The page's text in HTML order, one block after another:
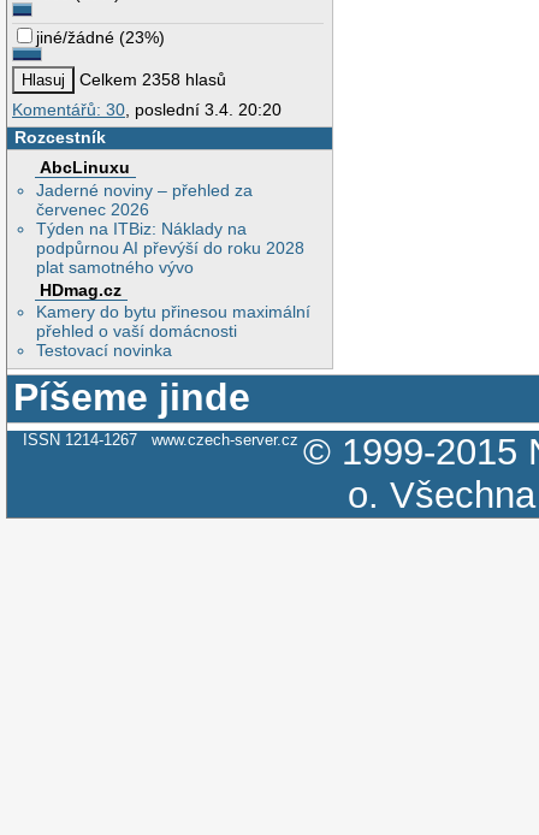
jiné/žádné (23%)
Celkem 2358 hlasů
Komentářů: 30, poslední 3.4. 20:20
Rozcestník
AbcLinuxu
Jaderné noviny – přehled za
červenec 2026
Týden na ITBiz: Náklady na
podpůrnou AI převýší do roku 2028
plat samotného vývo
HDmag.cz
Kamery do bytu přinesou maximální
přehled o vaší domácnosti
Testovací novinka
Píšeme jinde
ISSN 1214-1267 www.czech-server.cz © 1999-2015
o.